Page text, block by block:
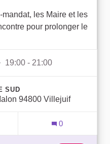
les Maire et les
pour prolonger le
· 19:00 - 21:00
SUD
94800 Villejuif
0